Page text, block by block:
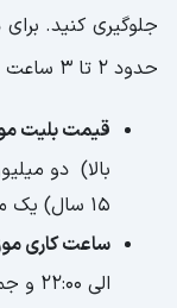
جلوگیری کنید.
حدود 2 تا 3 ساعت زمان نیاز خواهید داشت.
قیمت بلیت
15 سال) یک میلیون و نهصد و هشتاد هزار تومان
ساعت کاری
الی ۲۲:۰۰ و جمعه تا یکشنبه از ۱۰:۰۰ الی ۲۳:۰۰